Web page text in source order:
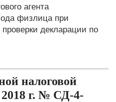
агента
физлица при
декларации по
налоговой
г. № СД-4-